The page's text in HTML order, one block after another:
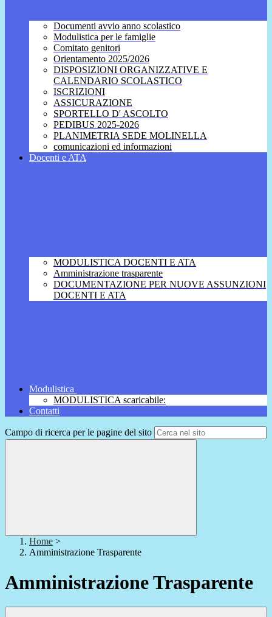
Documenti avvio anno scolastico
Modulistica per le famiglie
Comitato genitori
Orientamento 2025/2026
DISPOSIZIONI ORGANIZZATIVE E
CALENDARIO SCOLASTICO
ISCRIZIONI
ASSICURAZIONE
SPORTELLO D' ASCOLTO
PEDIBUS 2025-2026
PLANIMETRIA SEDE MOLINELLA
comunicazioni ed informazioni
Docenti e ATA
MODULISTICA DOCENTI E ATA
Amministrazione trasparente
DOCUMENTAZIONE PER NUOVE ASSUNZIONI
DOCENTI E ATA
Modulistica
MODULISTICA scaricabile:
Contatti
Campo di ricerca per le pagine del sito
Home >
Amministrazione Trasparente
Amministrazione Trasparente